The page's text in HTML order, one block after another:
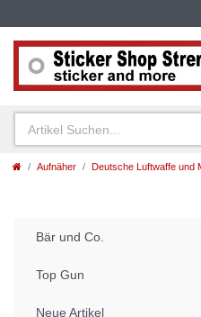
Aufnäher Deutsche Luftwaffe und
Bär und Co.
Top Gun
Neue Artikel